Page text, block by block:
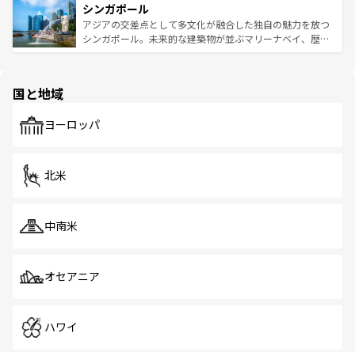
参照してほしい。
激する。気候は一年中温暖で、どの季節にも異なる楽しみ
が待っている。親しみやすいタイの人々、仏教を中心とし
た文化、そして多様な観光資源が、訪れる旅人を魅了し続
み、どこを訪れても感動するはず。観光スポットが密集し
ており、効率よく見どころを回れるのも魅力。息をのむよ
うな絶景から文化的な体験まで、香港を存分に楽しみ尽く
シンガポール
アジアの交差点として多文化が融合した独自の魅力を放つ
シンガポール。未来的な建築物が並ぶマリーナベイ、歴史
で、ホーカーズは地元の風情を楽しめる外せないスポット
国と地域
ヨーロッパ
北米
中南米
オセアニア
ハワイ